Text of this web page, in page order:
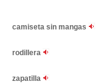
camiseta sin mangas
rodillera
zapatilla